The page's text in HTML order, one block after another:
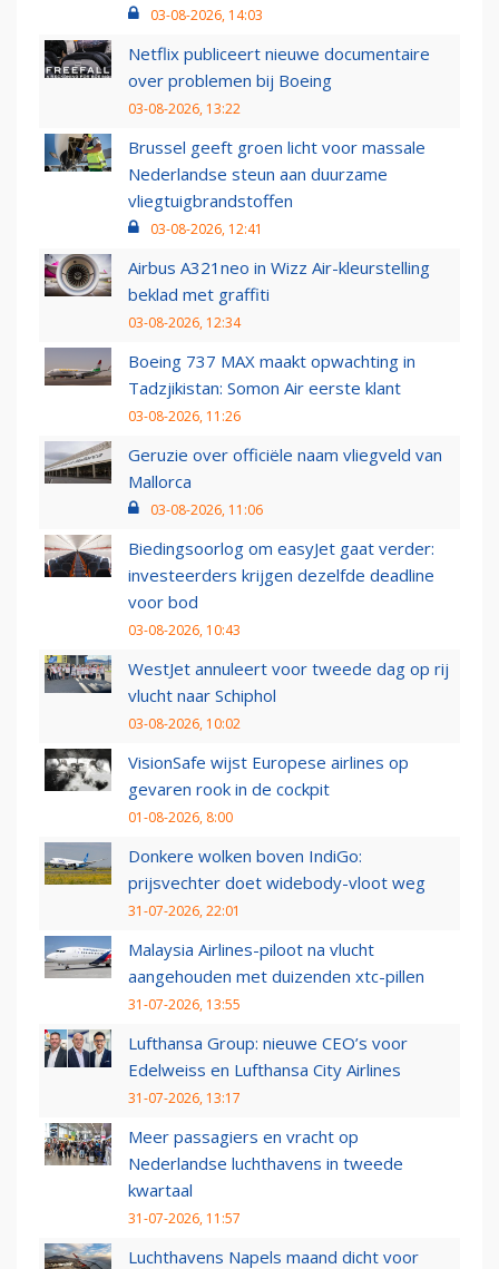
03-08-2026, 14:03
Netflix publiceert nieuwe documentaire
over problemen bij Boeing
03-08-2026, 13:22
Brussel geeft groen licht voor massale
Nederlandse steun aan duurzame
vliegtuigbrandstoffen
03-08-2026, 12:41
Airbus A321neo in Wizz Air-kleurstelling
beklad met graffiti
03-08-2026, 12:34
Boeing 737 MAX maakt opwachting in
Tadzjikistan: Somon Air eerste klant
03-08-2026, 11:26
Geruzie over officiële naam vliegveld van
Mallorca
03-08-2026, 11:06
Biedingsoorlog om easyJet gaat verder:
investeerders krijgen dezelfde deadline
voor bod
03-08-2026, 10:43
WestJet annuleert voor tweede dag op rij
vlucht naar Schiphol
03-08-2026, 10:02
VisionSafe wijst Europese airlines op
gevaren rook in de cockpit
01-08-2026, 8:00
Donkere wolken boven IndiGo:
prijsvechter doet widebody-vloot weg
31-07-2026, 22:01
Malaysia Airlines-piloot na vlucht
aangehouden met duizenden xtc-pillen
31-07-2026, 13:55
Lufthansa Group: nieuwe CEO’s voor
Edelweiss en Lufthansa City Airlines
31-07-2026, 13:17
Meer passagiers en vracht op
Nederlandse luchthavens in tweede
kwartaal
31-07-2026, 11:57
Luchthavens Napels maand dicht voor